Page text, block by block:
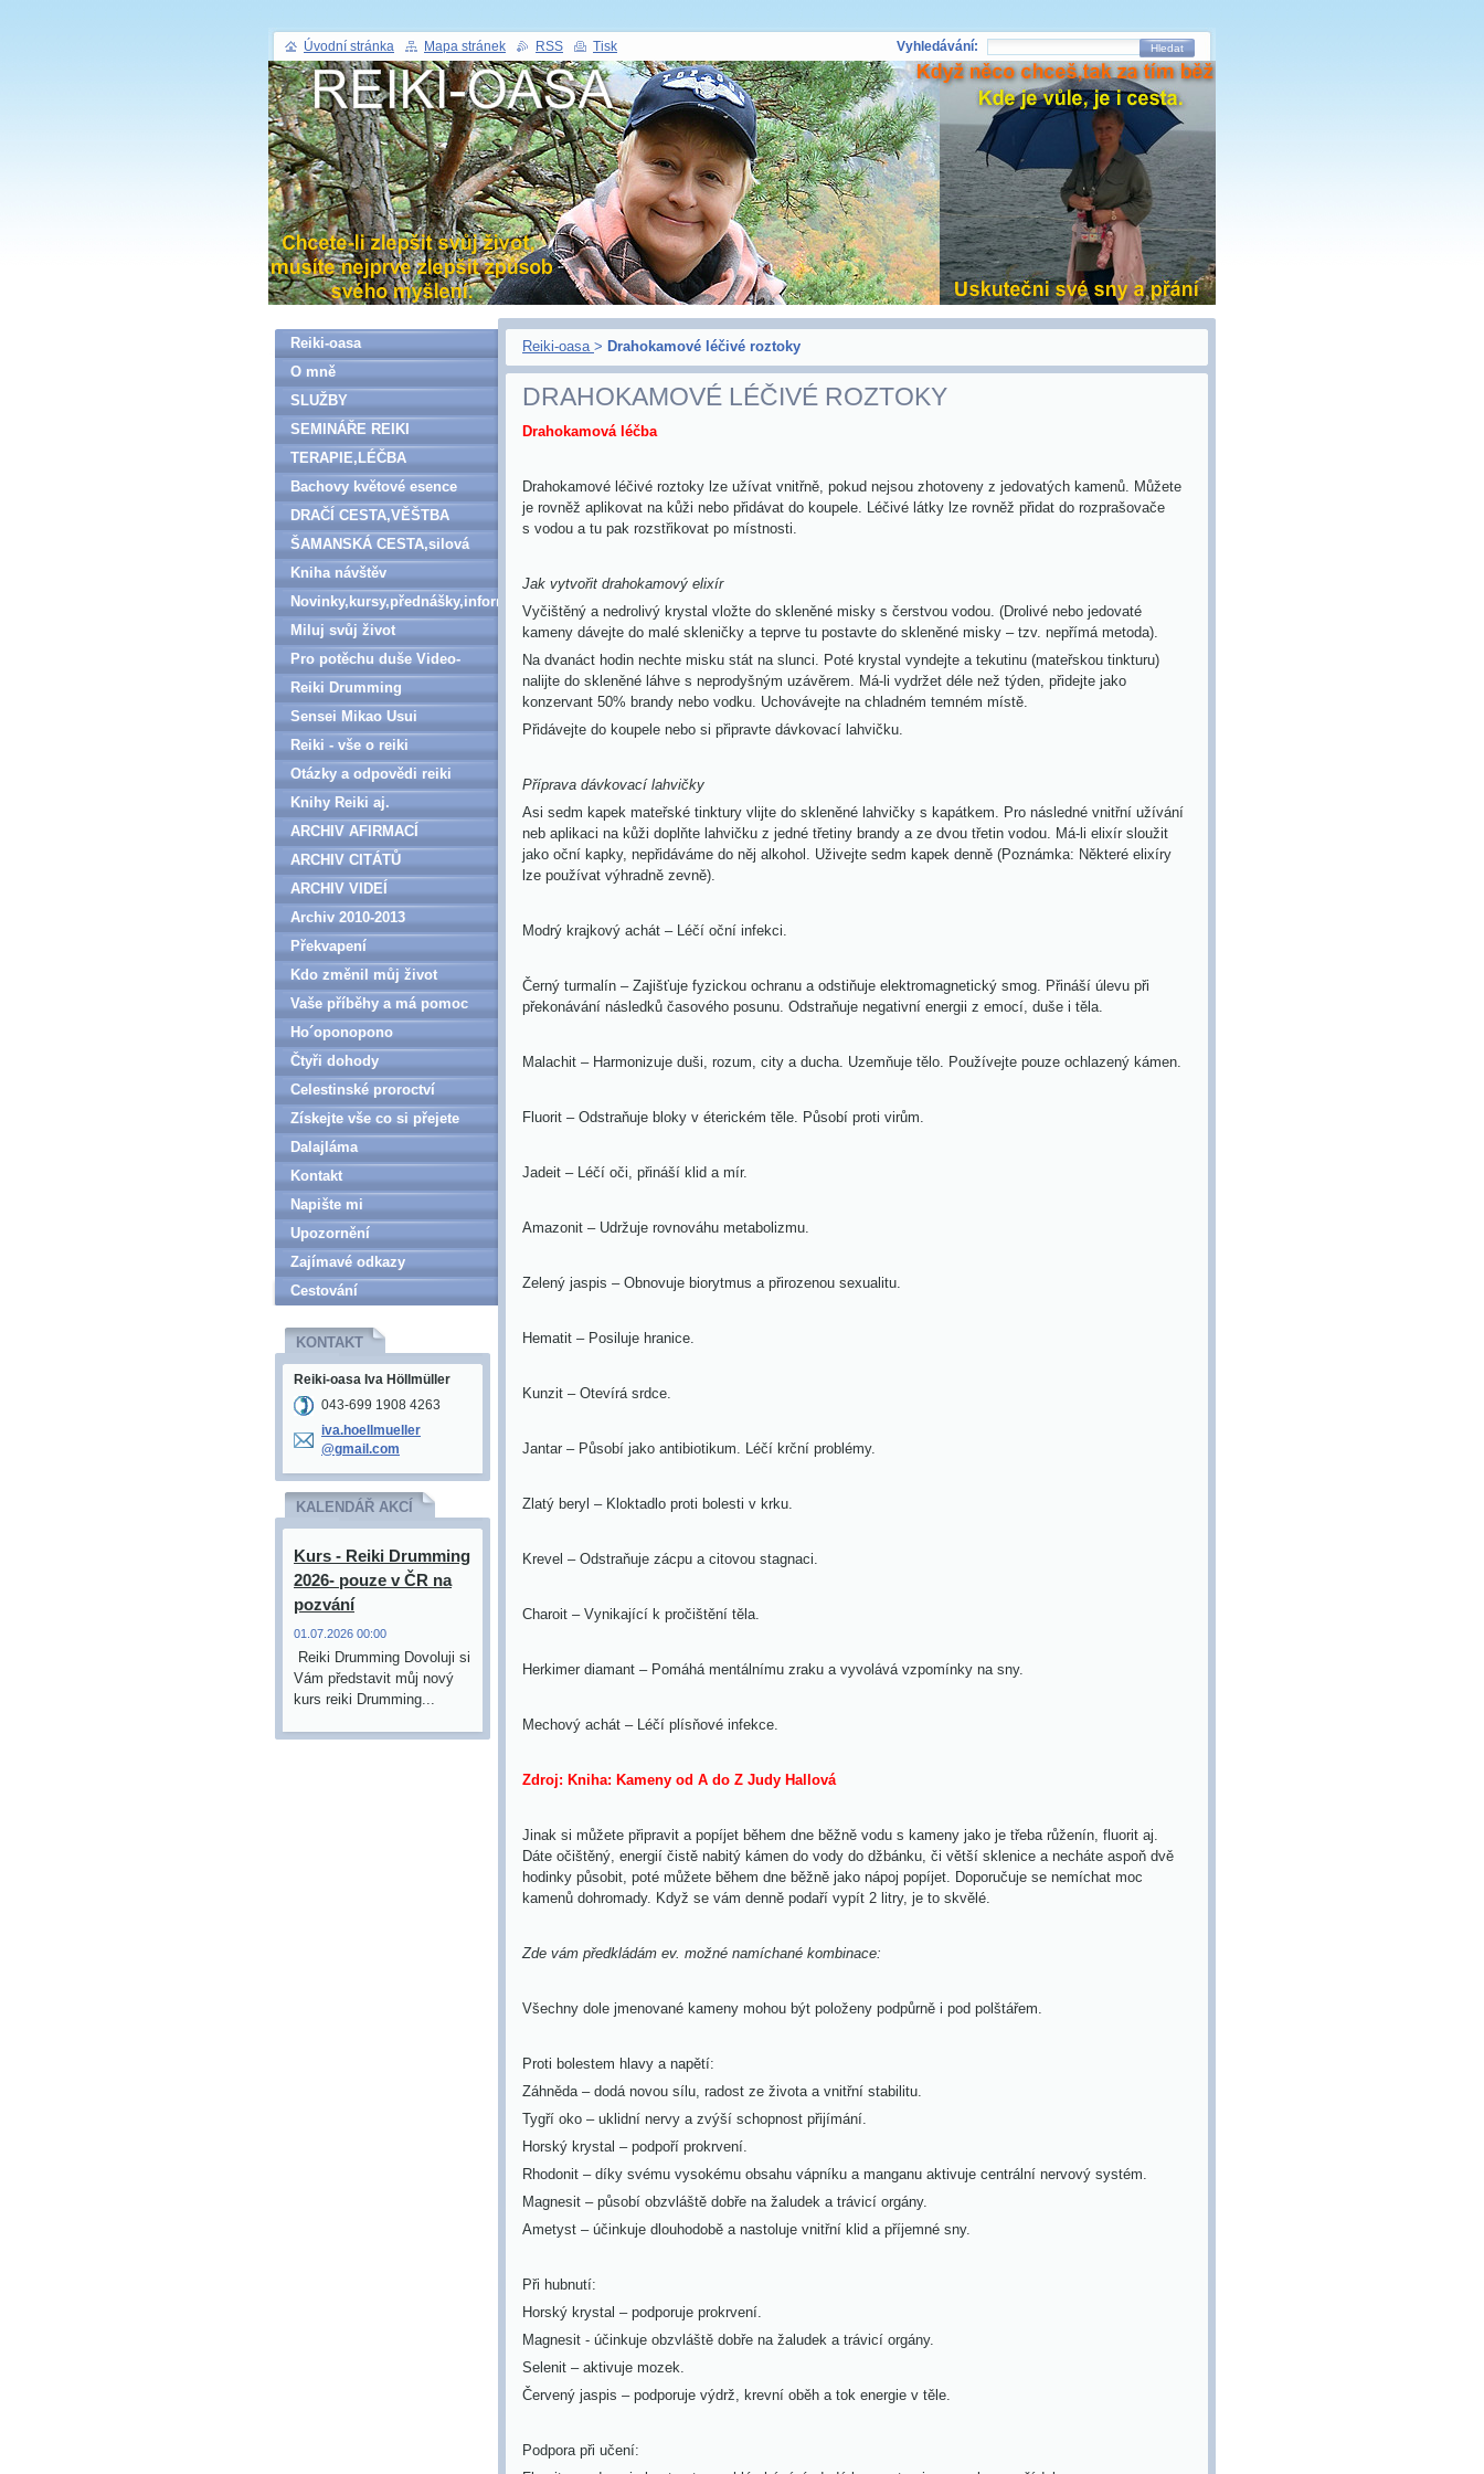
Reiki-oasa > Drahokamové léčivé roztoky
DRAHOKAMOVÉ LÉČIVÉ ROZTOKY
Drahokamová léčba
Drahokamové léčivé roztoky lze užívat vnitřně, pokud nejsou zhotoveny z jedovatých kamenů. Můžete
je rovněž aplikovat na kůži nebo přidávat do koupele. Léčivé látky lze rovněž přidat do rozprašovače
s vodou a tu pak rozstřikovat po místnosti.
Jak vytvořit drahokamový elixír
Vyčištěný a nedrolivý krystal vložte do skleněné misky s čerstvou vodou. (Drolivé nebo jedovaté
kameny dávejte do malé skleničky a teprve tu postavte do skleněné misky – tzv. nepřímá metoda).
Na dvanáct hodin nechte misku stát na slunci. Poté krystal vyndejte a tekutinu (mateřskou tinkturu)
nalijte do skleněné láhve s neprodyšným uzávěrem. Má-li vydržet déle než týden, přidejte jako
konzervant 50% brandy nebo vodku. Uchovávejte na chladném temném místě.
Přidávejte do koupele nebo si připravte dávkovací lahvičku.
Příprava dávkovací lahvičky
Asi sedm kapek mateřské tinktury vlijte do skleněné lahvičky s kapátkem. Pro následné vnitřní užívání
neb aplikaci na kůži dopl ňte lahvičku z jedné třetiny brandy a ze dvou třetin vodou. Má-li elixír sloužit
jako oční kapky, nepřidáváme do něj alkohol. Uživejte sedm kapek denně (Poznámka: Některé elixíry
lze používat výhradně zevně).
Modrý krajkový achát – Léčí oční infekci.
Černý turmalín – Zajišťuje fyzickou ochranu a odstiňuje elektromagnetický smog. Přináší úlevu při
překonávání následků časového posunu. Odstraňuje negativní energii z emocí, duše i těla.
Malachit – Harmonizuje duši, rozum, city a ducha. Uzemňuje tělo. Používejte pouze ochlazený kámen.
Fluorit – Odstraňuje bloky v éterickém těle. Působí proti virům.
Jadeit – Léčí oči, přináší klid a mír.
Amazonit – Udržuje rovnováhu metabolizmu.
Zelený jaspis – Obnovuje biorytmus a přirozenou sexualitu.
Hematit – Posiluje hranice.
Kunzit – Otevírá srdce.
Jantar – Působí jako antibiotikum. Léčí krční problémy.
Zlatý beryl – Kloktadlo proti bolesti v krku.
Krevel – Odstraňuje zácpu a citovou stagnaci.
Charoit – Vynikající k pročištění těla.
Herkimer diamant – Pomáhá mentálnímu zraku a vyvolává vzpomínky na sny.
Mechový achát – Léčí plísňové infekce.
Zdroj: Kniha: Kameny od A do Z Judy Hallová
Jinak si můžete připravit a popíjet během dne běžně vodu s kameny jako je třeba růženín, fluorit aj.
Dáte očištěný, energií čistě nabitý kámen do vody do džbánku, či větší sklenice a necháte aspoň dvě
hodinky působit, poté můžete během dne běžně jako nápoj popíjet. Doporučuje se nemíchat moc
kamenů dohromady. Když se vám denně podaří vypít 2 litry, je to skvělé.
Zde vám předkládám ev. možné namíchané kombinace:
Všechny dole jmenované kameny mohou být položeny podpůrně i pod polštářem.
Proti bolestem hlavy a napětí:
Záhněda – dodá novou sílu, radost ze života a vnitřní stabilitu.
Tygří oko – uklidní nervy a zvýší schopnost přijímání.
Horský krystal – podpoří prokrvení.
Rhodonit – díky svému vysokému obsahu vápníku a manganu aktivuje centrální nervový systém.
Magnesit – působí obzvláště dobře na žaludek a trávicí orgány.
Ametyst – účinkuje dlouhodobě a nastoluje vnitřní klid a příjemné sny.
Při hubnutí:
Horský krystal – podporuje prokrvení.
Magnesit - účinkuje obzvláště dobře na žaludek a trávicí orgány.
Selenit – aktivuje mozek.
Červený jaspis – podporuje výdrž, krevní oběh a tok energie v těle.
Podpora při učení:
Reiki-oasa
O mně
SLUŽBY
SEMINÁŘE REIKI
TERAPIE,LÉČBA
Bachovy květové esence
DRAČÍ CESTA,VĚŠTBA
ŠAMANSKÁ CESTA,silová
zvířata
Kniha návštěv
Novinky,kursy,přednášky,informace
Miluj svůj život
Pro potěchu duše Video-
denně aktualizováno
Reiki Drumming
Sensei Mikao Usui
Reiki - vše o reiki
Otázky a odpovědi reiki
Knihy Reiki aj.
ARCHIV AFIRMACÍ
ARCHIV CITÁTŮ
ARCHIV VIDEÍ
Archiv 2010-2013
Překvapení
Kdo změnil můj život
Vaše příběhy a má pomoc
Ho´oponopono
Čtyři dohody
Celestinské proroctví
Získejte vše co si přejete
Dalajláma
Kontakt
Napište mi
Upozornění
Zajímavé odkazy
Cestování
KONTAKT
Reiki-oasa Iva Höllmüller
043-699 1908 4263
iva.hoel lmueller
@gmail.com
KALENDÁŘ AKCÍ
Kurs - Reiki Drumming
2026- pouze v ČR na
pozvání
01.07.2026 00:00
Reiki Drumming Dovoluji si
Vám představit můj nový
kurs reiki Drumming...
Úvodní stránka Mapa stránek RSS Tisk Vyhledávání: Hledat